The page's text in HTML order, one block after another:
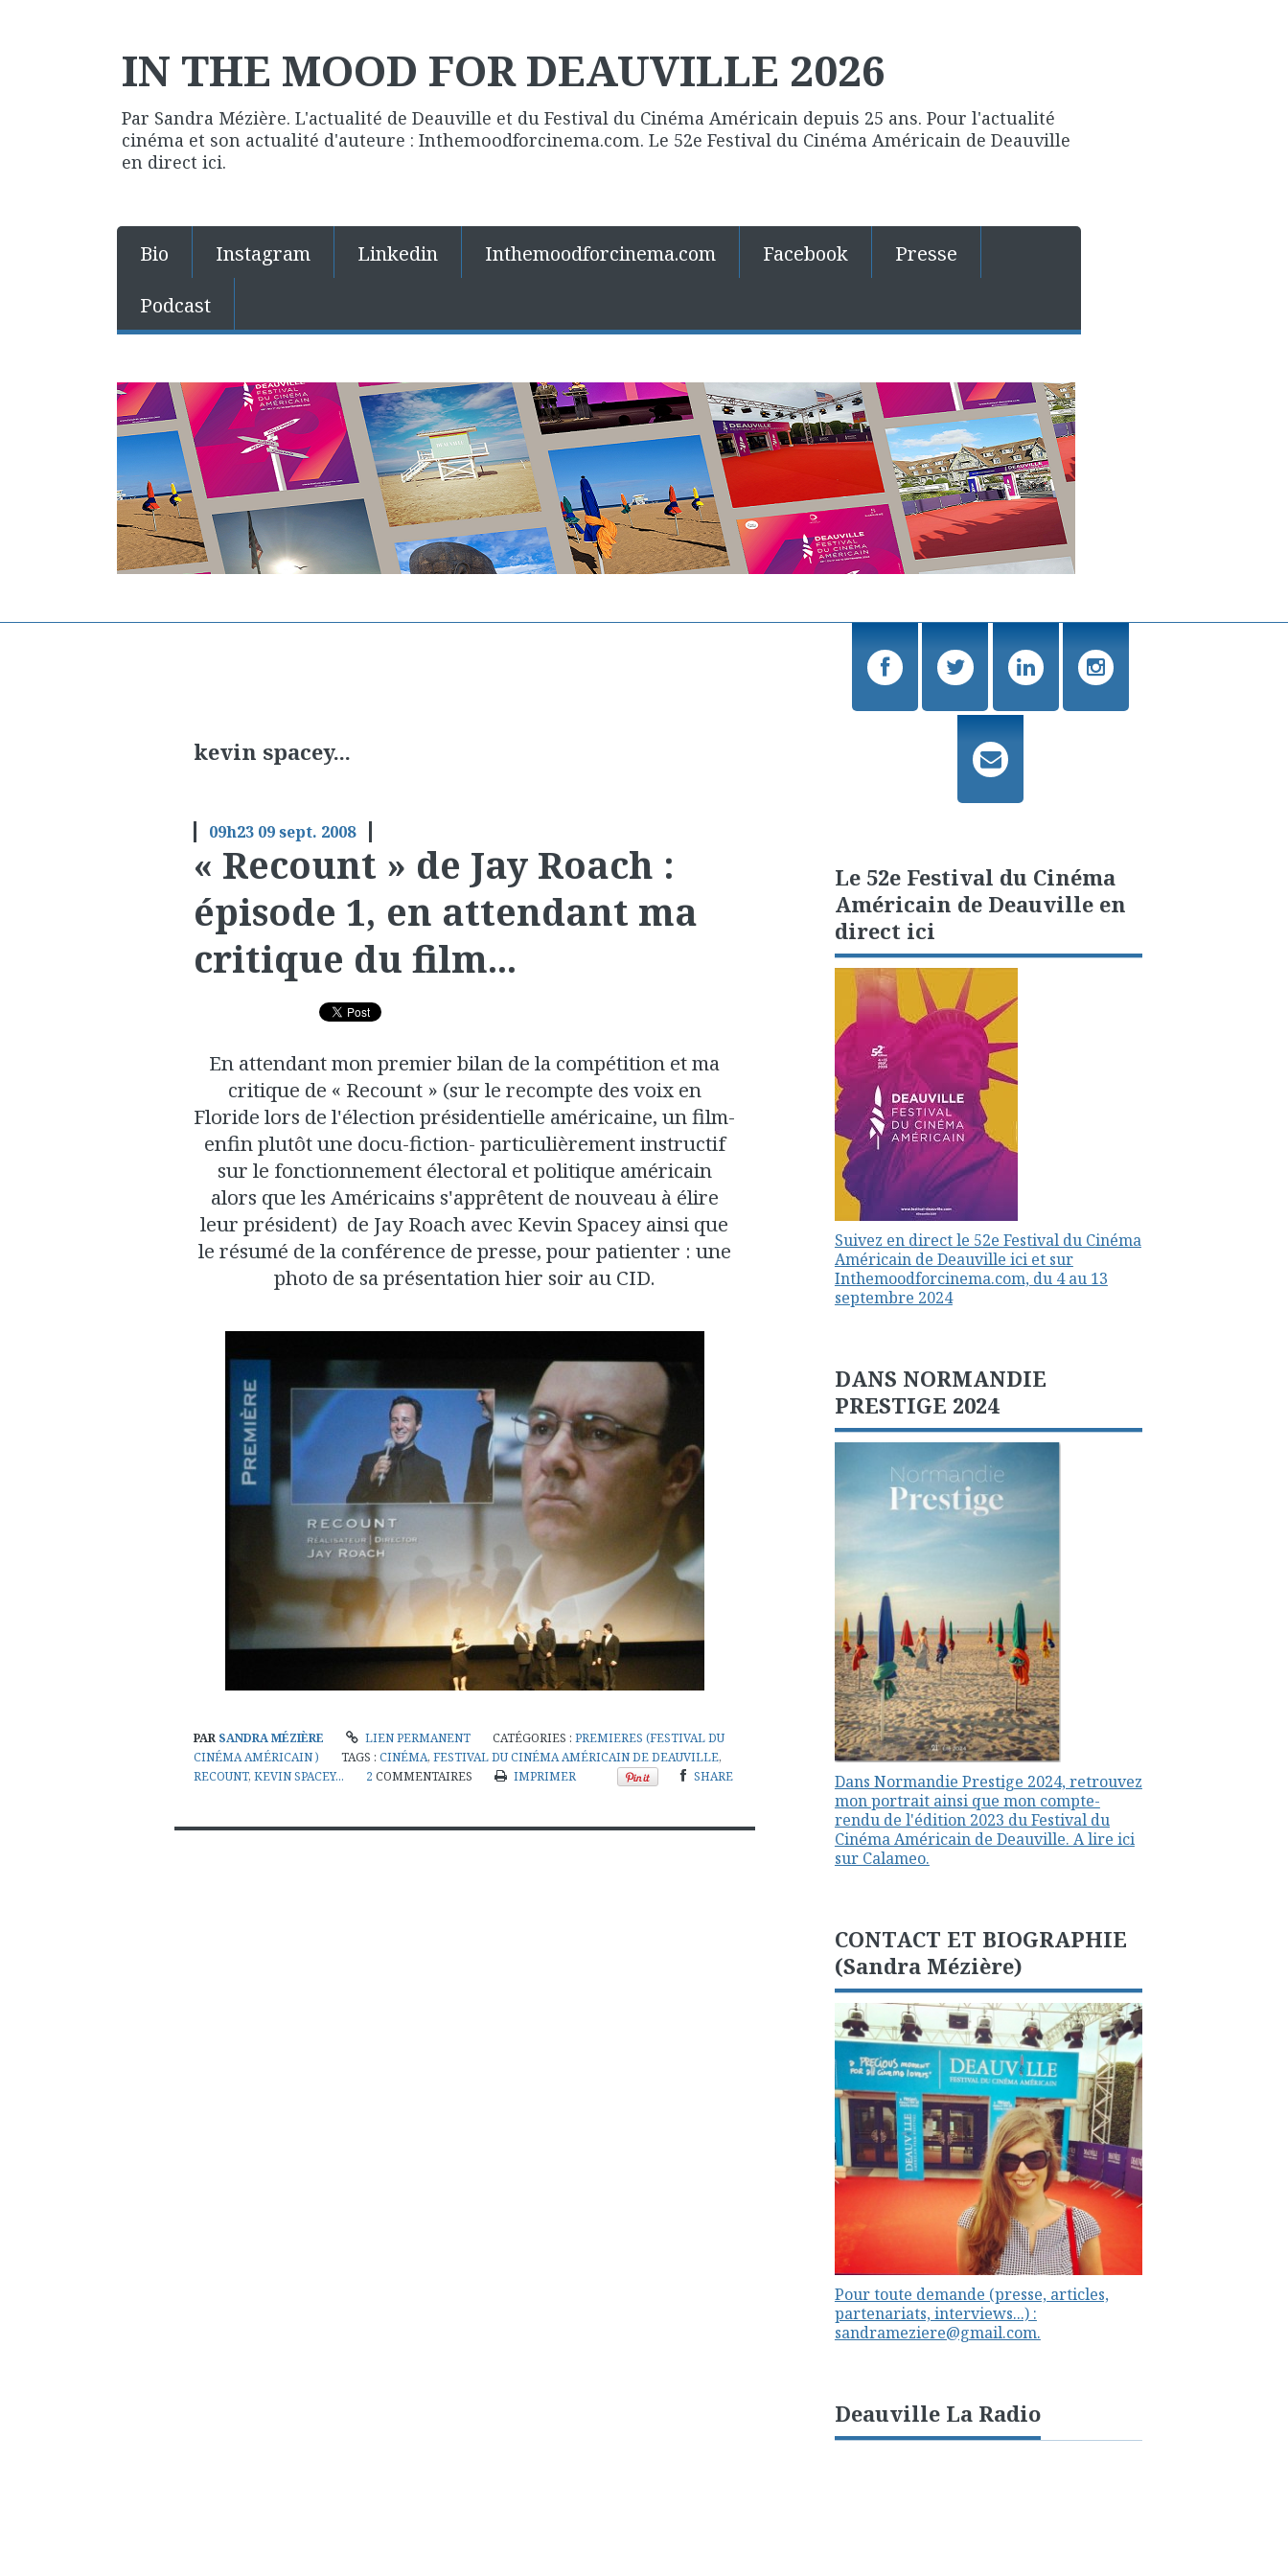
IN THE MOOD FOR DEAUVILLE 2026
Par Sandra Mézière. L'actualité de Deauville et du Festival du Cinéma Américain depuis 25 ans. Pour l'actualité
cinéma et son actualité d'auteure : Inthemoodforcinema.com. Le 52e Festival du Cinéma Américain de Deauville
en direct ici.
Bio Instagram Linkedin Inthemoodforcinema.com Facebook
Presse
Podcast
kevin spacey...
09h23 09sept. 2008
« Recount » de Jay Roach :
épisode 1, en attendant ma
critique du film...
En attendant mon premier bilan de la compétition et ma
critique de « Recount » (sur le recompte des voix en
Floride lors de l'élection présidentielle américaine, un film-
enfin plutôt une docu-fiction- particulièrement instructif
sur le fonctionnement électoral et politique américain
alors que les Américains s'apprêtent de nouveau à élire
leur président) de Jay Roach avec Kevin Spacey ainsi que
le résumé de la conférence de presse, pour patienter : une
photo de sa présentation hier soir au CID.
PAR SANDRA MÉZIÈRE LIEN PERMANENT CATÉGORIES :PREMIERES (FESTIVAL DU
CINÉMA AMÉRICAIN )
TAGS : CINÉMA, FESTIVAL DU CINÉMA AMÉRICAIN DE DEAUVILLE,
RECOUNT, KEVIN SPACEY... 2 COMMENTAIRES IMPRIMER SHARE
Le 52e Festival du Cinéma
Américain de Deauville en
direct ici
Suivez en direct le 52e Festival du Cinéma
Américain de Deauville ici et sur
Inthemoodforcinema.com, du 4 au 13
septembre 2024
DANS NORMANDIE
PRESTIGE 2024
Dans Normandie Prestige 2024, retrouvez
mon portrait ainsi que mon compte-
rendu de l'édition 2023 du Festival du
Cinéma Américain de Deauville. A lire ici
sur Calameo.
CONTACT ET BIOGRAPHIE
(Sandra Mézière)
Pour toute demande (presse, articles,
partenariats, interviews...) :
sandrameziere@gmail.com.
Deauville La Radio